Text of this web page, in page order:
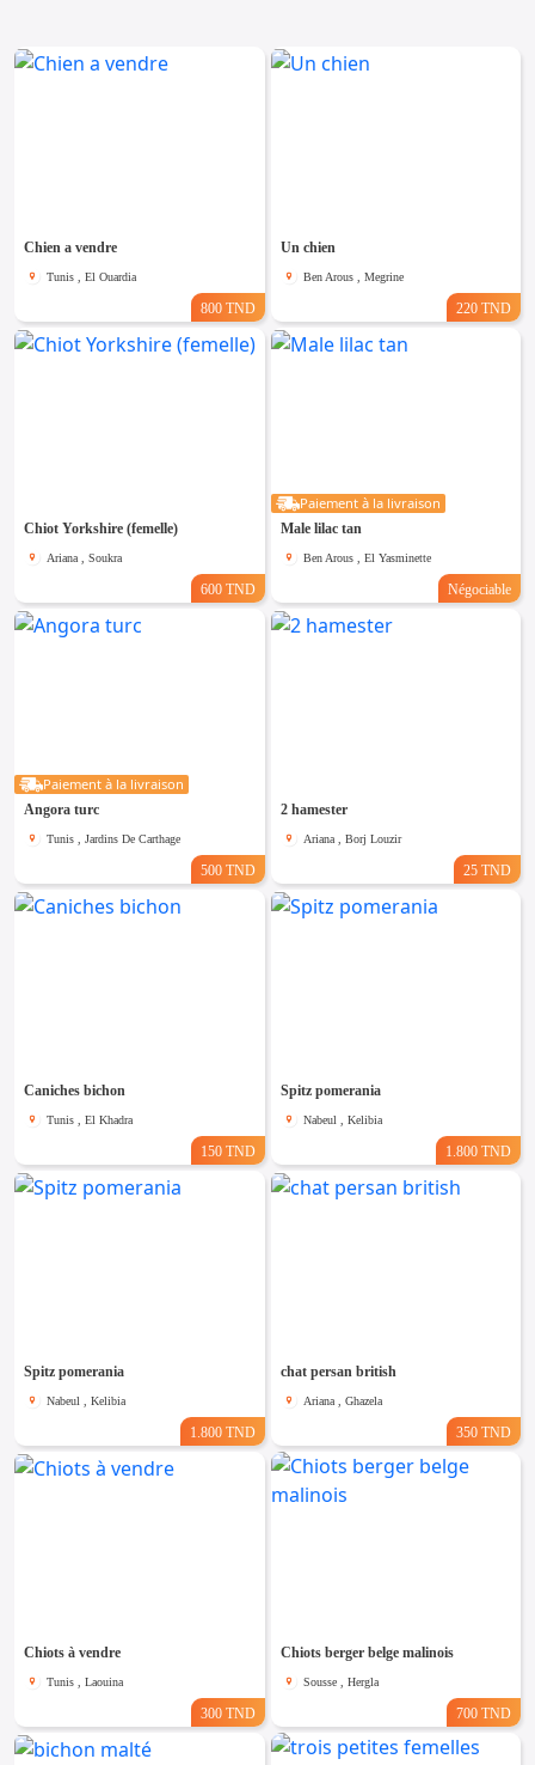
Chien a vendre
Tunis , El Ouardia
800 TND
Un chien
Ben Arous , Megrine
220 TND
Chiot Yorkshire (femelle)
Ariana , Soukra
600 TND
Paiement à la livraison
Male lilac tan
Ben Arous , El Yasminette
Négociable
Paiement à la livraison
Angora turc
Tunis , Jardins De Carthage
500 TND
2 hamester
Ariana , Borj Louzir
25 TND
Caniches bichon
Tunis , El Khadra
150 TND
Spitz pomerania
Nabeul , Kelibia
1.800 TND
Spitz pomerania
Nabeul , Kelibia
1.800 TND
chat persan british
Ariana , Ghazela
350 TND
Chiots à vendre
Tunis , Laouina
300 TND
Chiots berger belge malinois
Sousse , Hergla
700 TND